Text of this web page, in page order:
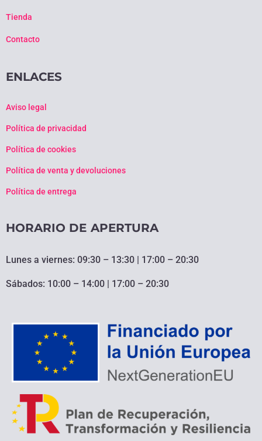
Tienda
Contacto
ENLACES
Aviso legal
Política de privacidad
Política de cookies
Política de venta y devoluciones
Política de entrega
HORARIO DE APERTURA
Lunes a viernes: 09:30 – 13:30 | 17:00 – 20:30
Sábados: 10:00 – 14:00 | 17:00 – 20:30